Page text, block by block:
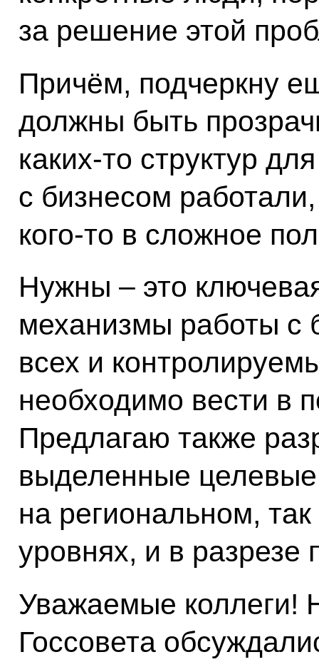
за решение этой
Причём, подчеркну
должны быть
каких‑то структур
с бизнесом
кого‑то в сложное
Нужны – это
механизмы работы с
всех и
необходимо вести в
Предлагаю также
выделенные целевые
на региональном,
уровнях, и в разрезе
Уважаемые коллеги!
Госсовета